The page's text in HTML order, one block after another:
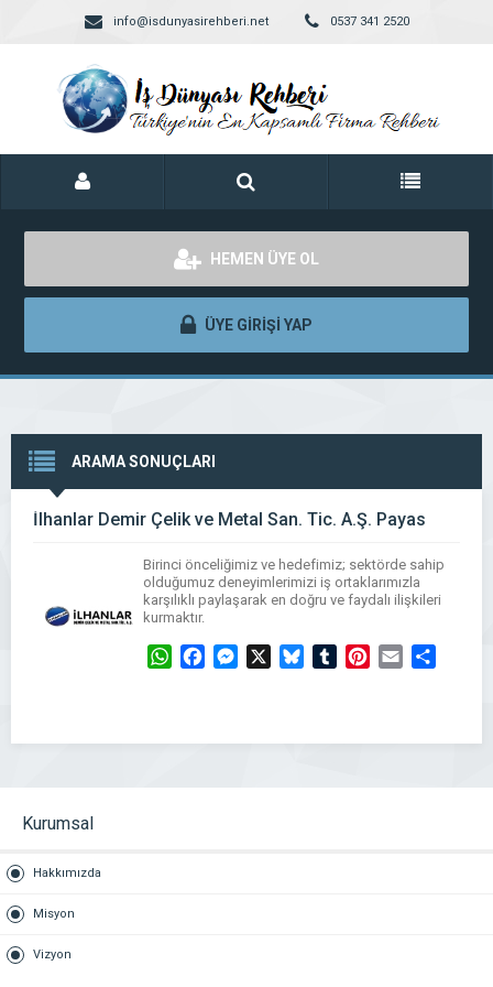
info@isdunyasirehberi.net 0537 341 2520
HEMEN ÜYE OL
ÜYE GİRİŞİ YAP
ARAMA SONUÇLARI
İlhanlar Demir Çelik ve Metal San. Tic. A.Ş. Payas
Birinci önceliğimiz ve hedefimiz; sektörde sahip
olduğumuz deneyimlerimizi iş ortaklarımızla
karşılıklı paylaşarak en doğru ve faydalı ilişkileri
kurmaktır.
WhatsAppFacebookMessengerBlueskyTumblrPinterest
Email
Kurumsal
Hakkımızda
Misyon
Vizyon